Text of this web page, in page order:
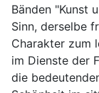
Bänden "Kunst
Sinn, derselbe
Charakter zum
im Dienste der
die